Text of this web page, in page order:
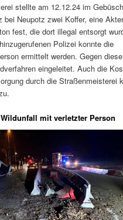
stellte am 12.12.24 im
bei Neupotz zwei Koffer, eine
fest, die dort illegal entsorgt
Polizei konnte die
ermittelt werden. Gegen
eingeleitet. Auch die
durch die Straßenmeisterei
mit verletzter Person